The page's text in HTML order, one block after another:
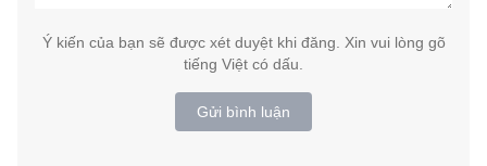
Ý kiến của bạn sẽ được xét duyệt khi đăng. Xin vui lòng gõ
tiếng Việt có dấu.
Gửi bình luận